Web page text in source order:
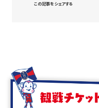
この記事をシェアする